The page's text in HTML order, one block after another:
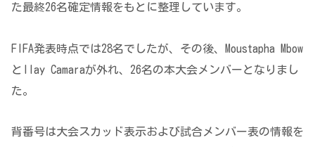
た最終26名確定情報をもとに整理しています。
FIFA発表時点では28名でしたが、その後、Moustapha Mbow
とIlay Camaraが外れ、26名の本大会メンバーとなりまし
た。
背番号は大会スカッド表示および試合メンバー表の情報を